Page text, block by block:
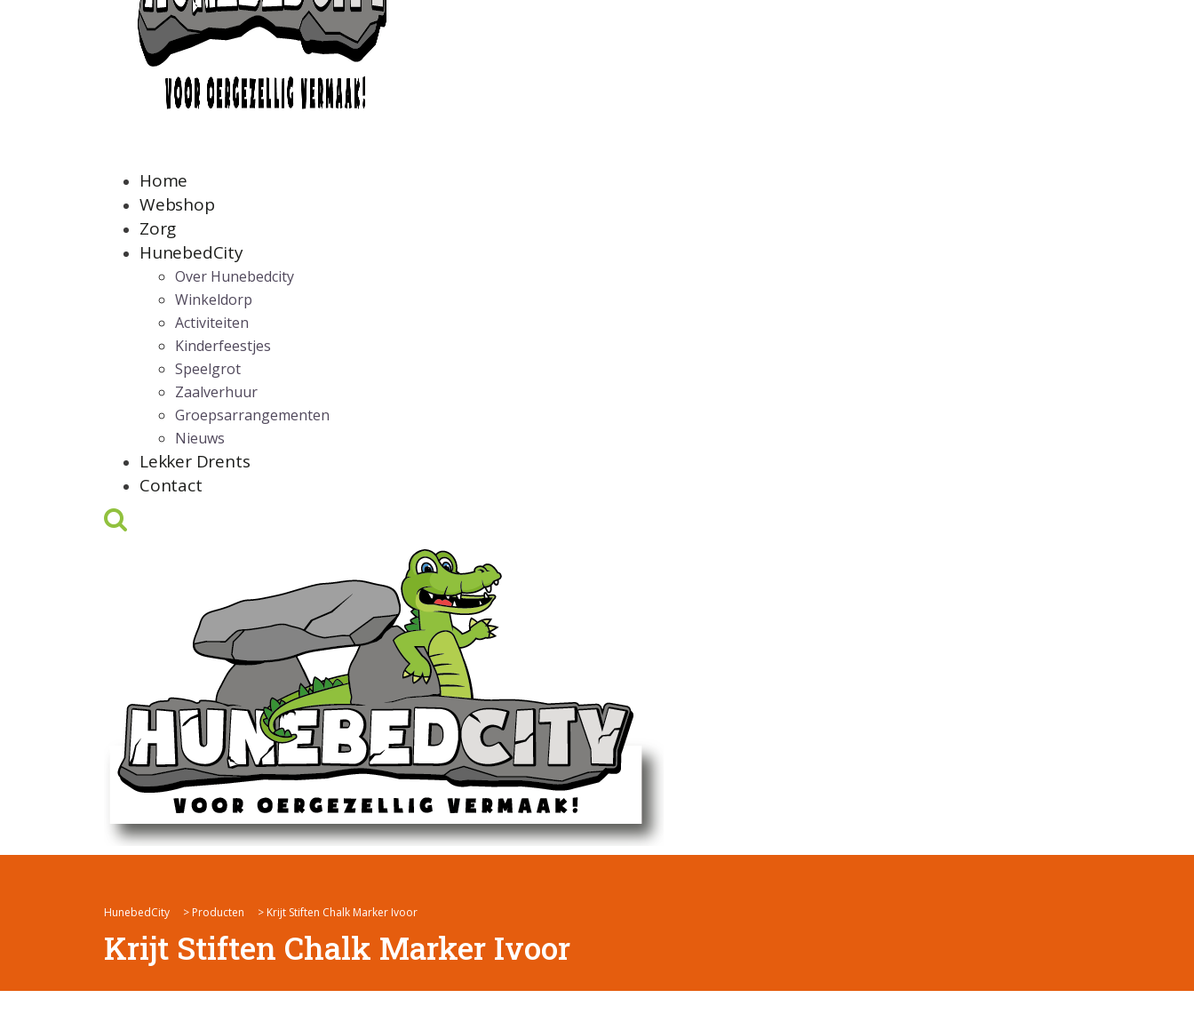
Home
Webshop
Zorg
HunebedCity
Over Hunebedcity
Winkeldorp
Activiteiten
Kinderfeestjes
Speelgrot
Zaalverhuur
Groepsarrangementen
Nieuws
Lekker Drents
Contact
HunebedCity > Producten > Krijt Stiften Chalk Marker Ivoor
Krijt Stiften Chalk Marker Ivoor